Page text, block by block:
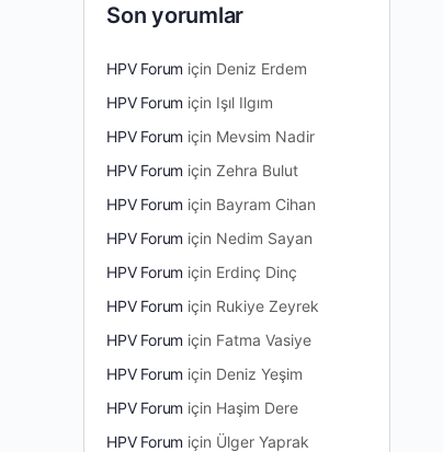
Son yorumlar
HPV Forum için Deniz Erdem
HPV Forum için Işıl Ilgım
HPV Forum için Mevsim Nadir
HPV Forum içinZehra Bulut
HPV Forum için Bayram Cihan
HPV Forum için Nedim Sayan
HPV Forum için Erdinç Dinç
HPV Forum için Rukiye Zeyrek
HPV Forum için Fatma Vasiye
HPV Forum için Deniz Yeşim
HPV Forum için Haşim Dere
HPV Forum için Ülger Yaprak